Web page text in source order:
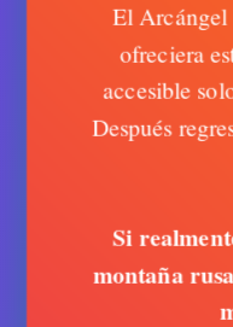
El
ofreciera
accesible
Después
Si
montaña